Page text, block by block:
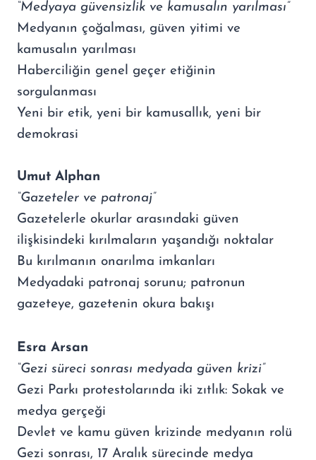
“Medyaya güvensizlik ve kamusalın yarılması”
Medyanın çoğalması, güven yitimi ve
kamusalın yarılması
Haberciliğin genel geçer etiğinin
sorgulanması
Yeni bir etik, yeni bir kamusallık, yeni bir
demokrasi
Umut Alphan
“Gazeteler ve patronaj”
Gazetelerle okurlar arasındaki güven
ilişkisindeki kırılmaların yaşandığı noktalar
Bu kırılmanın onarılma imkanları
Medyadaki patronaj sorunu; patronun
gazeteye, gazetenin okura bakışı
Esra Arsan
“Gezi süreci sonrası medyada güven krizi”
Gezi Parkı protestolarında iki zıtlık: Sokak ve
medya gerçeği
Devlet ve kamu güven krizinde medyanın rolü
Gezi sonrası, 17 Aralık sürecinde medya